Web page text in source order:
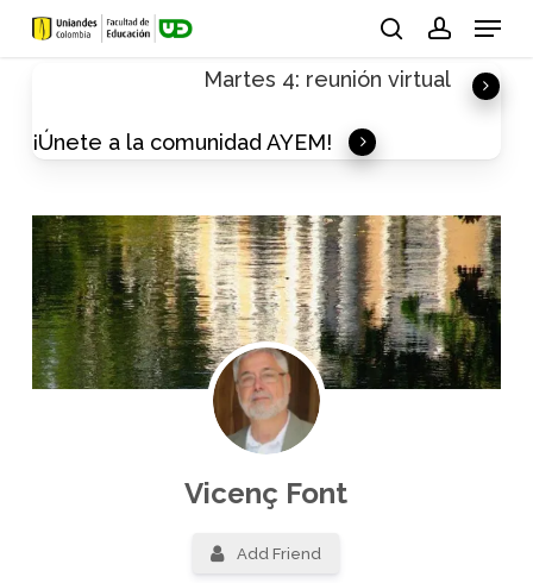
Skip
Menu
Martes 4: reunión virtual
¡Únete a la comunidad AYEM!
Vicenç Font
Add Friend